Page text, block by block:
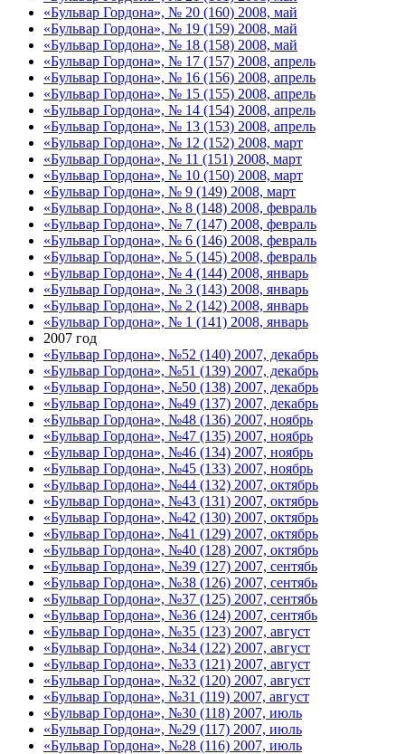
«Бульвар Гордона», № 20 (160) 2008, май
«Бульвар Гордона», № 19 (159) 2008, май
«Бульвар Гордона», № 18 (158) 2008, май
«Бульвар Гордона», № 17 (157) 2008, апрель
«Бульвар Гордона», № 16 (156) 2008, апрель
«Бульвар Гордона», № 15 (155) 2008, апрель
«Бульвар Гордона», № 14 (154) 2008, апрель
«Бульвар Гордона», № 13 (153) 2008, апрель
«Бульвар Гордона», № 12 (152) 2008, март
«Бульвар Гордона», № 11 (151) 2008, март
«Бульвар Гордона», № 10 (150) 2008, март
«Бульвар Гордона», № 9 (149) 2008, март
«Бульвар Гордона», № 8 (148) 2008, февраль
«Бульвар Гордона», № 7 (147) 2008, февраль
«Бульвар Гордона», № 6 (146) 2008, февраль
«Бульвар Гордона», № 5 (145) 2008, февраль
«Бульвар Гордона», № 4 (144) 2008, январь
«Бульвар Гордона», № 3 (143) 2008, январь
«Бульвар Гордона», № 2 (142) 2008, январь
«Бульвар Гордона», № 1 (141) 2008, январь
2007 год
«Бульвар Гордона», №52 (140) 2007, декабрь
«Бульвар Гордона», №51 (139) 2007, декабрь
«Бульвар Гордона», №50 (138) 2007, декабрь
«Бульвар Гордона», №49 (137) 2007, декабрь
«Бульвар Гордона», №48 (136) 2007, ноябрь
«Бульвар Гордона», №47 (135) 2007, ноябрь
«Бульвар Гордона», №46 (134) 2007, ноябрь
«Бульвар Гордона», №45 (133) 2007, ноябрь
«Бульвар Гордона», №44 (132) 2007, октябрь
«Бульвар Гордона», №43 (131) 2007, октябрь
«Бульвар Гордона», №42 (130) 2007, октябрь
«Бульвар Гордона», №41 (129) 2007, октябрь
«Бульвар Гордона», №40 (128) 2007, октябрь
«Бульвар Гордона», №39 (127) 2007, сентябь
«Бульвар Гордона», №38 (126) 2007, сентябь
«Бульвар Гордона», №37 (125) 2007, сентябь
«Бульвар Гордона», №36 (124) 2007, сентябь
«Бульвар Гордона», №35 (123) 2007, август
«Бульвар Гордона», №34 (122) 2007, август
«Бульвар Гордона», №33 (121) 2007, август
«Бульвар Гордона», №32 (120) 2007, август
«Бульвар Гордона», №31 (119) 2007, август
«Бульвар Гордона», №30 (118) 2007, июль
«Бульвар Гордона», №29 (117) 2007, июль
«Бульвар Гордона», №28 (116) 2007, июль